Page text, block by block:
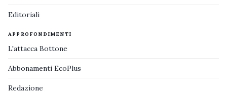
Editoriali
APPROFONDIMENTI
L'attacca Bottone
Abbonamenti EcoPlus
Redazione